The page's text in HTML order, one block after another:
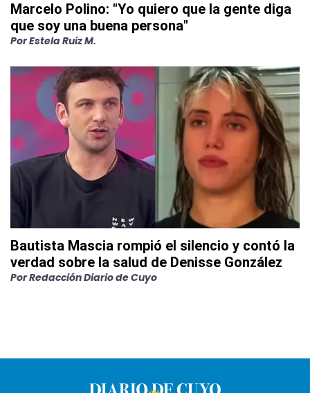
Marcelo Polino: "Yo quiero que la gente diga
que soy una buena persona"
PorEstela Ruiz M.
Bautista Mascia rompió el silencio y contó la
verdad sobre la salud de Denisse González
PorRedacción Diario de Cuyo